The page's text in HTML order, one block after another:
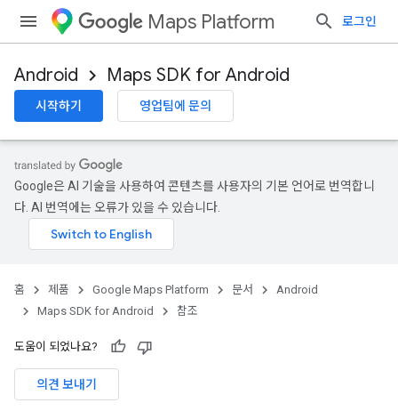
Maps Platform 로그인
Android Maps SDK for Android
시작하기 영업팀에 문의
Google은 AI 기술을 사용하여 콘텐츠를 사용자의 기본 언어로 번역합니
다. AI 번역에는 오류가 있을 수 있습니다.
홈 제품 Google Maps Platform 문서
Android
Maps SDK for Android
참조
도움이 되었나요?
의견 보내기